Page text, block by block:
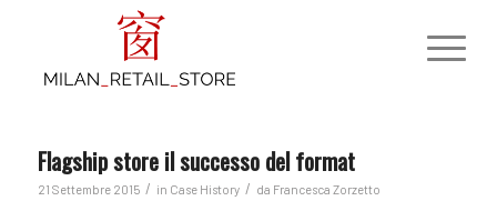
Flagship store il successo del format
21 Settembre 2015 / in Case History / da Francesca Zorzetto